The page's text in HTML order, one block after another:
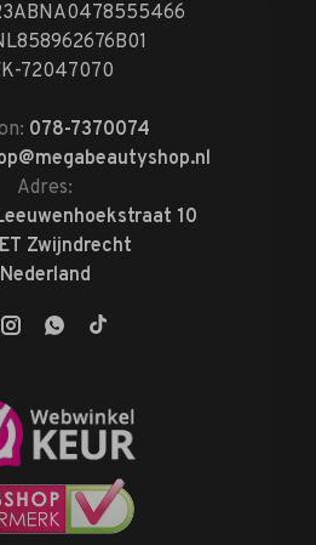
72047070
078-7370074
Adres:
10
Zwijndrecht
Nederland